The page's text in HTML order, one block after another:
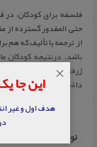
فلسفه برای کودکان،
حتی المقدور گسترده از
از ترجمه یا تألیف که هم
باشد. درنتیجه کودکان
ژرفنگر نسبت به زندگی
داشته باشند.
نویسنده
این جا
هدف اول و غیر
×